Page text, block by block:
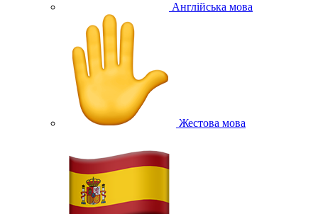
Англійська мова
Жестова мова